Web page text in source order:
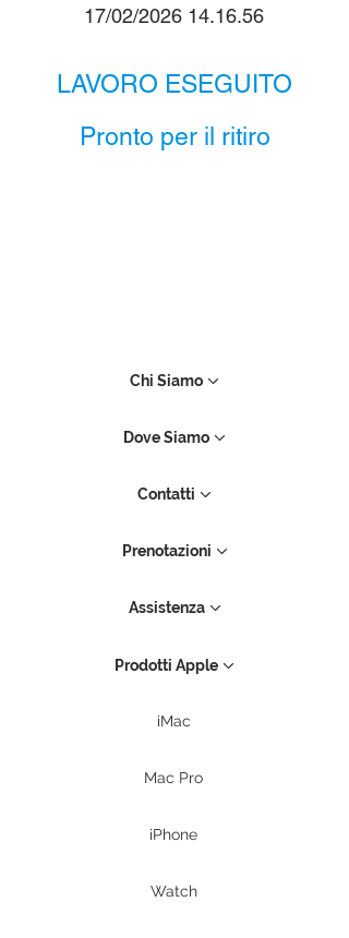
17/02/2026 14.16.56
LAVORO ESEGUITO
Pronto per il ritiro
Chi Siamo
Dove Siamo
Contatti
Prenotazioni
Assistenza
Prodotti Apple
iMac
Mac Pro
iPhone
Watch